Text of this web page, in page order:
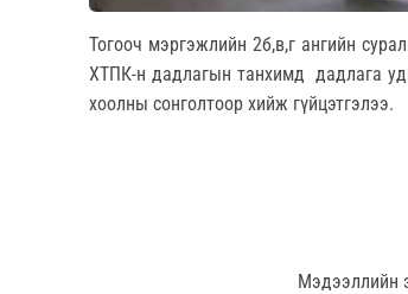
Тогооч мэргэжлийн 2б,в,г ангийн
ХТПК-н дадлагын танхимд дадлага
хоолны сонголтоор хийж гүйцэтгэлээ.
Мэдээллийн